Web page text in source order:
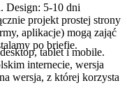
Design: 5-10 dni
projekt prostej strony
aplikacje) mogą zająć
po briefie.
tablet i mobile.
internecie, wersja
wersja, z której korzysta